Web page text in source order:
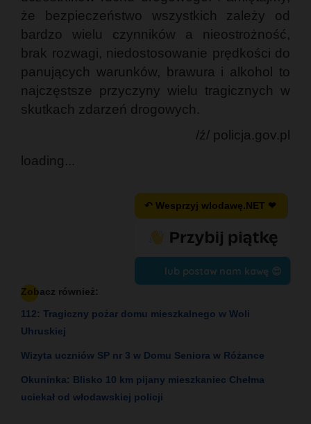
że bezpieczeństwo wszystkich zależy od
bardzo wielu czynników a nieostrożność,
brak rozwagi, niedostosowanie prędkości do
panujących warunków, brawura i alkohol to
najczęstsze przyczyny wielu tragicznych w
skutkach zdarzeń drogowych.
/ź/ policja.gov.pl
loading...
↶ Wesprzyj wlodawę.NET ❤
lub postaw nam kawę 😍
Zobacz również:
112: Tragiczny pożar domu mieszkalnego w Woli
Uhruskiej
Wizyta uczniów SP nr 3 w Domu Seniora w Różance
Okuninka: Blisko 10 km pijany mieszkaniec Chełma
uciekał od włodawskiej policji